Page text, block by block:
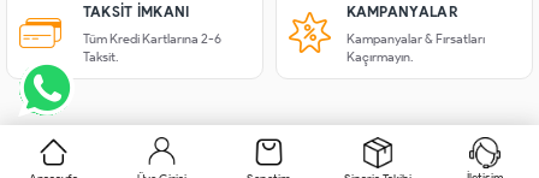
TAKSIT İMKANI
Tüm Kredi Kartlarına 2-6
Taksit.
KAMPANYALAR
Kampanyalar & Fırsatları
Kaçırmayın.